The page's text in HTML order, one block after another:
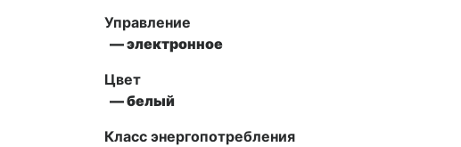
Управление
— электронное
Цвет
— белый
Класс энергопотребления